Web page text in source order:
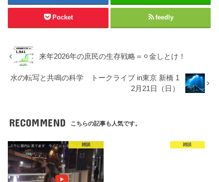
Pocket feedly
来年2026年の庶民の生存戦略＝⚪︎金しとけ！
水の転写と共鳴の科学 トークライブ in東京 新橋 1
2月21日（日）
RECOMMEND こちらの記事も人気です。
雑談 雑談